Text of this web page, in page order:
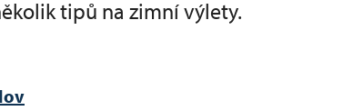
tipů na zimní výlety.